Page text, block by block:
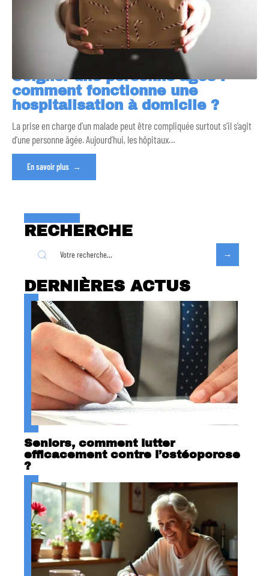
Soigner une personne âgée :
comment fonctionne une
hospitalisation à domicile ?
La prise en charge d’un malade peut être compliquée surtout s’il s’agit
d’une personne âgée. Aujourd’hui, les hôpitaux…
En savoir plus
RECHERCHE
DERNIÈRES ACTUS
Seniors, comment lutter
efficacement contre l’ostéoporose
?